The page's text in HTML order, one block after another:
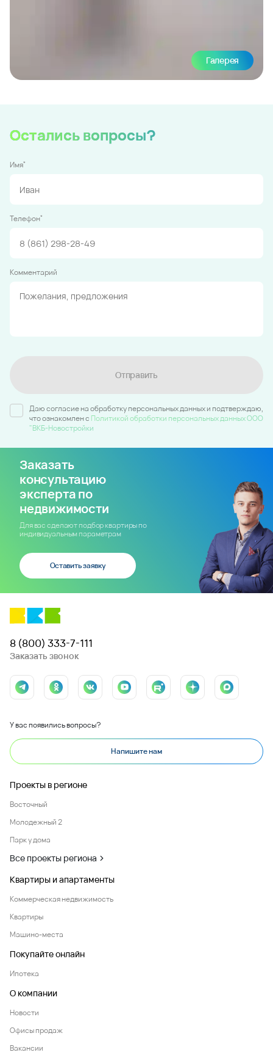
Галерея
Остались вопросы?
Имя*
Телефон*
Комментарий
Отправить
Даю согласие на обработку персональных данных и подтверждаю,
что ознакомлен c Политикой обработки персональных данных ООО
"ВКБ-Новостройки
Заказать
консультацию
эксперта по
недвижимости
Для вас сделают подбор квартиры по
индивидуальным параметрам
Оставить заявку
8 (800) 333-7-111
Заказать звонок
У вас появились вопросы?
Напишите нам
Проекты в регионе
Восточный
Молодежный 2
Парк у дома
Все проекты региона
Квартиры и апартаменты
Коммерческая недвижимость
Квартиры
Машино-места
Покупайте онлайн
Ипотека
О компании
Новости
Офисы продаж
Вакансии